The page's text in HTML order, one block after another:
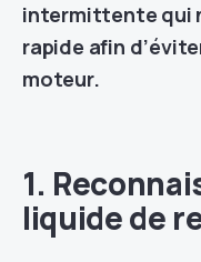
intermittente qui
rapide afin
moteur.
1.
liquide de